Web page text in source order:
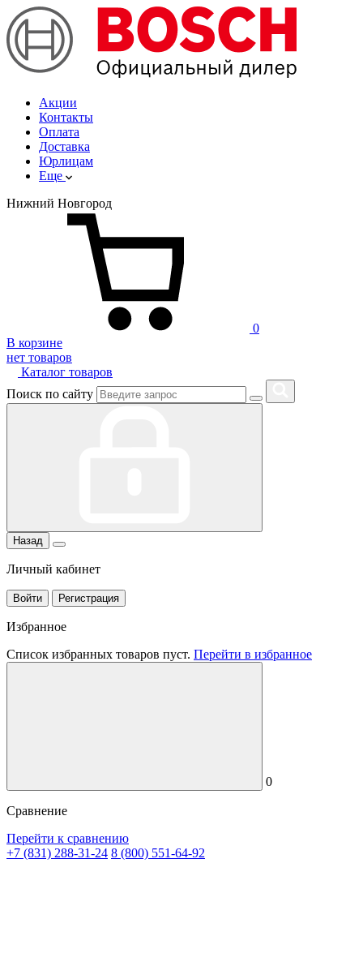
Акции
Контакты
Оплата
Доставка
Юрлицам
Еще
Нижний Новгород
0
В корзине
нет товаров
Каталог товаров
Поиск по сайту
Назад
Личный кабинет
Войти Регистрация
Избранное
Список избранных товаров пуст. Перейти в избранное
0
Сравнение
Перейти к сравнению
+7 (831) 288-31-24 8 (800) 551-64-92